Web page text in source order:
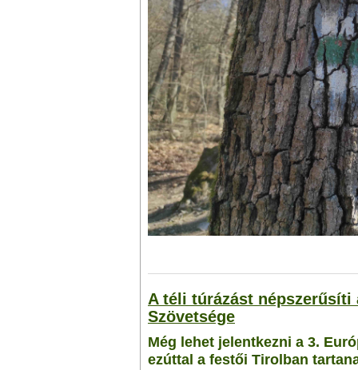
A téli túrázást népszerűsíti
Szövetsége
Még lehet jelentkezni a 3.
ezúttal a festői Tirolban